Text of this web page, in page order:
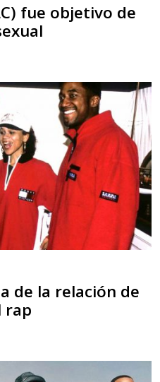
fue objetivo de
de la relación de
rap